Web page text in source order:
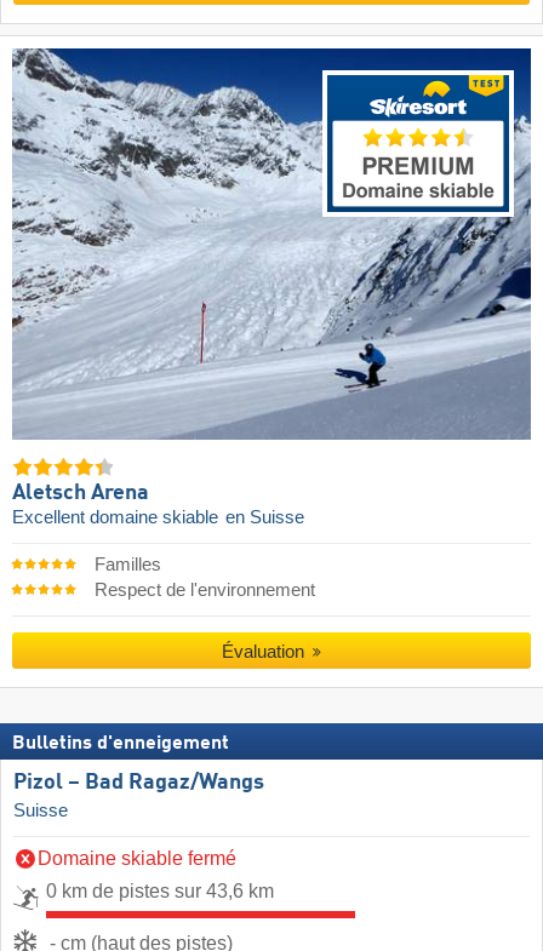
Aletsch Arena
Excellent domaine skiable en Suisse
Familles
Respect de l'environnement
Évaluation
Bulletins d'enneigement
Pizol – Bad Ragaz/​Wangs
Suisse
Domaine skiable fermé
0 km de pistes sur 43,6 km
- cm (haut des pistes)